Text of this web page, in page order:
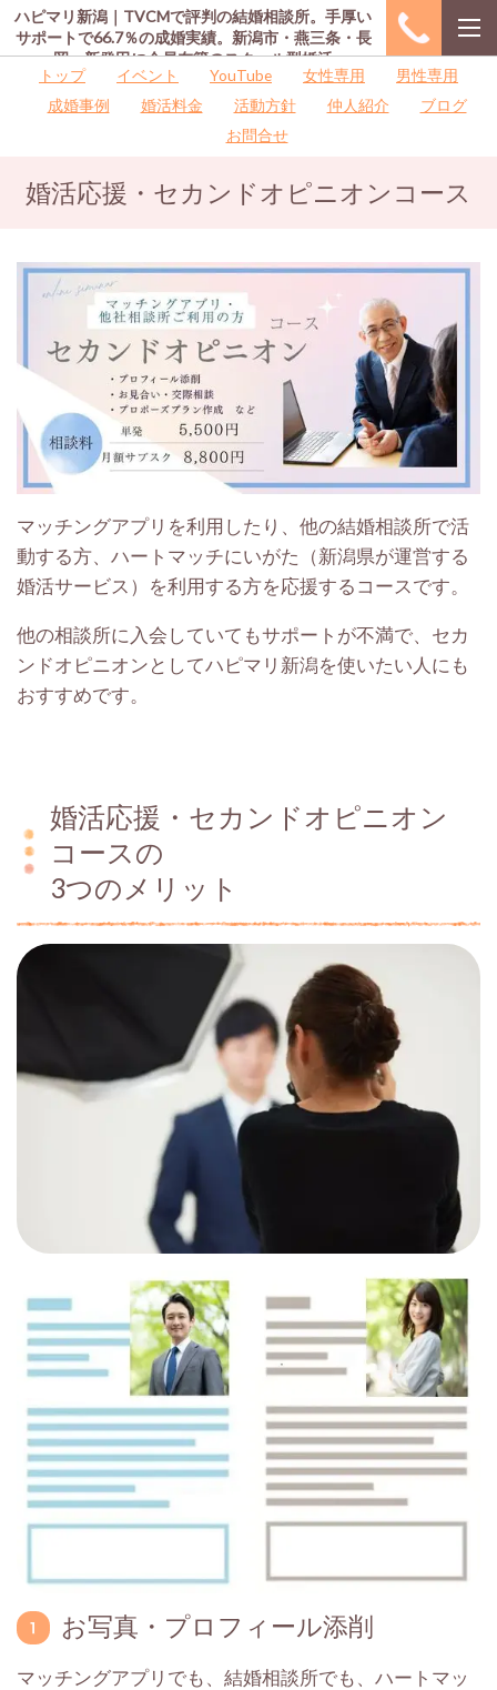
ハピマリ新潟｜TVCMで評判の結婚相談所。手厚い
サポートで66.7％の成婚実績。新潟市・燕三条・長
岡・新発田に会員在籍のスクール型婚活
トップ イベント YouTube 女性専用
男性専用
成婚事例
婚活料金 活動方針 仲人紹介
ブログ
お問合せ
婚活応援・セカンドオピニオンコース
マッチングアプリを利用したり、他の結婚相談所で活
動する方、ハートマッチにいがた（新潟県が運営する
婚活サービス）を利用する方を応援するコースです。
他の相談所に入会していてもサポートが不満で、セカ
ンドオピニオンとしてハピマリ新潟を使いたい人にも
おすすめです。
婚活応援・セカンドオピニオン
コースの
3つのメリット
お写真・プロフィール添削
マッチングアプリでも、結婚相談所でも、ハートマッ